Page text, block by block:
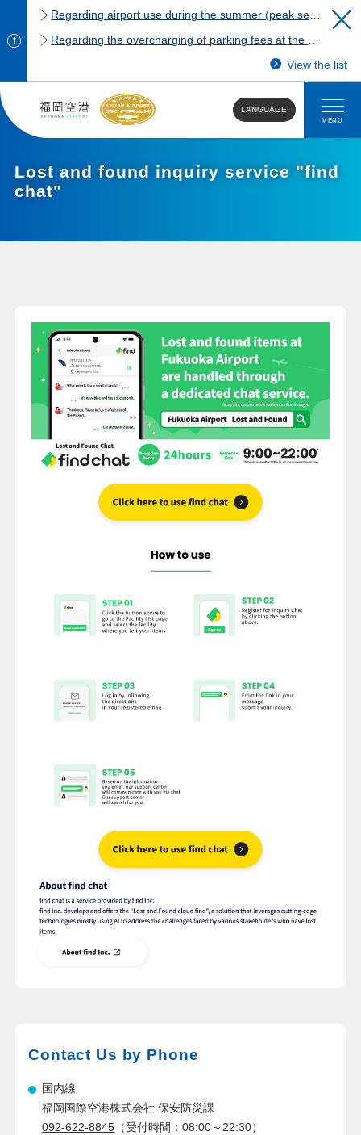
View the list
LANGUAGE
MENU
Lost and found inquiry service "find
chat"
Contact Us by Phone
国内線
福岡国際空港株式会社 保安防災課
092-622-8845 （受付時間：08:00～22:30）